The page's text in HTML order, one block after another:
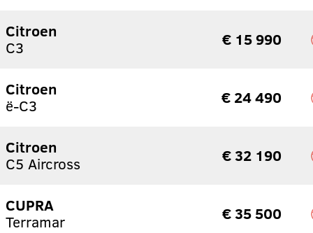
Citroen
C3
€ 15 990
Citroen
ë-C3
€ 24 490
Citroen
C5 Aircross
€ 32 190
CUPRA
Terramar
€ 35 500